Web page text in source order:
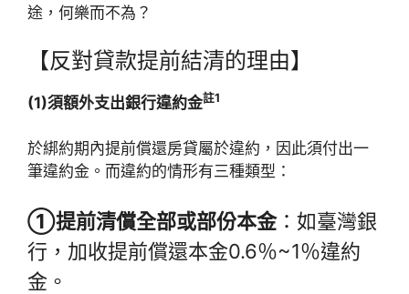
途，何樂而不為？
【反對貸款提前結清的理由】
(1)須額外支出銀行違約金註1
於綁約期內提前償還房貸屬於違約，因此須付出一
筆違約金。而違約的情形有三種類型：
①提前清償全部或部份本金：如臺灣銀
行，加收提前償還本金0.6％~1％違約
金。